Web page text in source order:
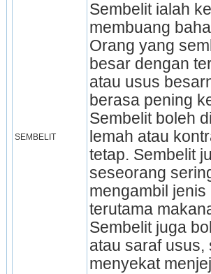
SEMBELIT
Sembelit ialah
membuang
Orang yang
besar dengan
atau usus
berasa pening
Sembelit boleh
lemah atau
tetap. Sembelit
seseorang
mengambil
terutama
Sembelit juga
atau saraf usus,
menyekat